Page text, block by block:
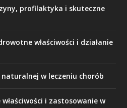
profilaktyka i skuteczne
właściwości i działanie
w leczeniu chorób
i zastosowanie w